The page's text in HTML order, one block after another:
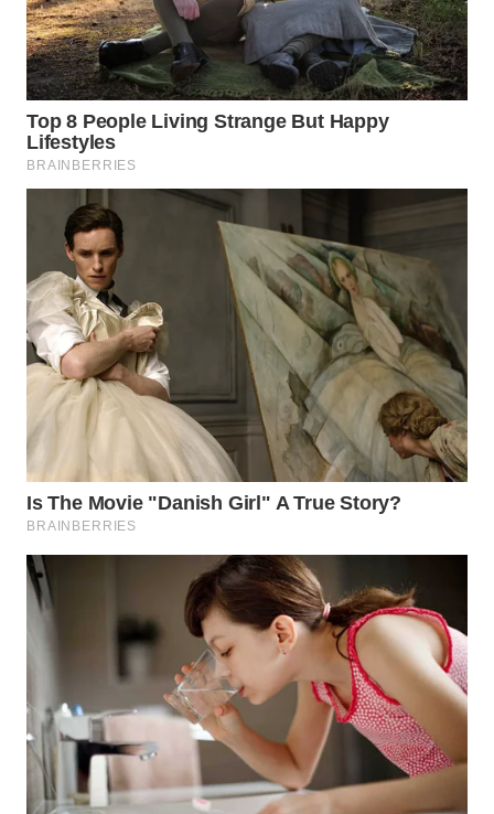
WN
DEPOK
WN
TAPANULI
UTARA
WN
SAMOSIR
WN
PADANG
LAWAS
WN
SUMEDANG
WN
CIANJUR
KEPULAUAN
TANGERANG
WN
BINJAI